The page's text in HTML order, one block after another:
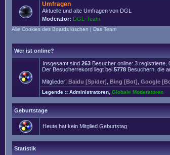
Umfragen
Aktuelle und alte Umfragen von DGL
Moderator: DGL-Team
Alle Cookies des Boards löschen | Das Team
Wer ist online?
Insgesamt sind 263 Besucher online: 3 registrierte,
Der Besucherrekord liegt bei 5778 Besuchern, die
Mitglieder: Baidu [Spider] Bing [Bot] Google
Legende :: Administratoren Globale Moderatoren
Geburtstage
Heute hat kein Mitglied Geburtstag
Statistik